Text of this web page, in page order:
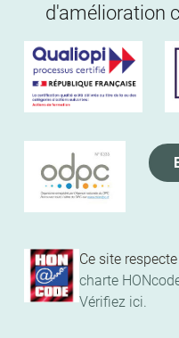
d'amélioration
Ce site
charte
Vérifiez ici.